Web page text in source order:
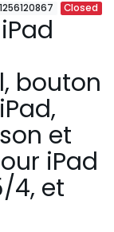
Closed
bouton
et
iPad
4, et